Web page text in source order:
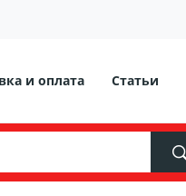
и оплата Статьи